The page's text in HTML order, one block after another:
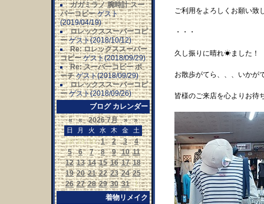
ガガミラノ 腕時計 スー
パーコピー ゲスト
(2019/04/19)
ロレックススーパーコピ
ー ゲスト(2018/10/12)
Re: ロレックススーパー
コピー ゲスト(2018/09/29)
Re: スーパーコピー ポ
ーチ ゲスト(2018/09/29)
ロレックススーパーコピ
ー ゲスト(2018/09/26)
ブログ カレンダー
«
« 2026 7月 » »
日 月 火 水 木 金 土
28 29 30 1 2 3
4
5
6 7 8 9 10 11
12 13 14 15 16 17 18
19 20 21 22 23 24 25
26 27 28 29 30 31
1
着物リメイク
ご利用をよろしくお願い致
・・・
久し振りに晴れ☀ました！
お散歩がてら、、、いかが
皆様のご来店を心よりお待